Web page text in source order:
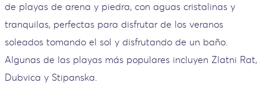
de playas de arena y piedra, con aguas cristalinas y
tranquilas, perfectas para disfrutar de los veranos
soleados tomando el sol y disfrutando de un baño.
Algunas de las playas más populares incluyen Zlatni Rat,
Dubvica y Stipanska.